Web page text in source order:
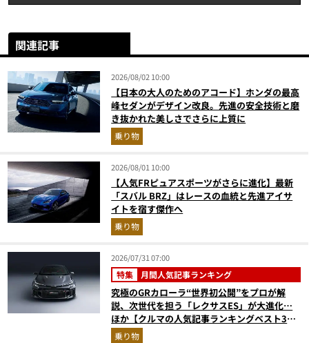
関連記事
2026/08/02 10:00
【日本の大人のためのアコード】ホンダの最高
峰セダンがデザイン改良。先進の安全技術と磨
き抜かれた美しさでさらに上質に
乗り物
2026/08/01 10:00
【人気FRピュアスポーツがさらに進化】最新
「スバル BRZ」はレースの血統と先進アイサ
イトを宿す傑作へ
乗り物
2026/07/31 07:00
特集 月間人気記事ランキング
究極のGRカローラ“世界初公開”をプロが解
説、次世代を担う「レクサスES」が大進化…
ほか【クルマの人気記事ランキングベスト3】
（2026年6月版）
乗り物